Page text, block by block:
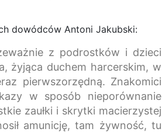
dowódców Antoni Jakubski:
z podrostków i dzieci
żyjąca duchem harcerskim, w
pierwszorzędną. Znakomici
w sposób nieporównanie
zaułki i skrytki macierzystej
amunicję, tam żywność, tu